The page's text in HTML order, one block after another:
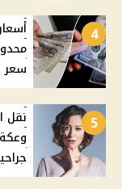
4
سعر
5
نقل